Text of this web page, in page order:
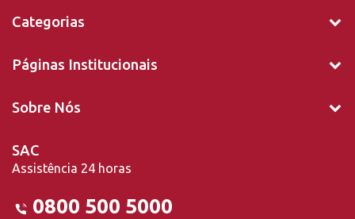
Categorias
Páginas Institucionais
Sobre Nós
SAC
Assistência 24 horas
0800 500 5000